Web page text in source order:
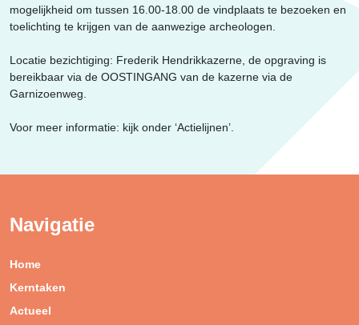
mogelijkheid om tussen 16.00-18.00 de vindplaats te bezoeken en
toelichting te krijgen van de aanwezige archeologen.
Locatie bezichtiging: Frederik Hendrikkazerne, de opgraving is
bereikbaar via de OOSTINGANG van de kazerne via de
Garnizoenweg.
Voor meer informatie: kijk onder ‘Actielijnen’.
Navigatie
Home
Kerntaken
Actueel